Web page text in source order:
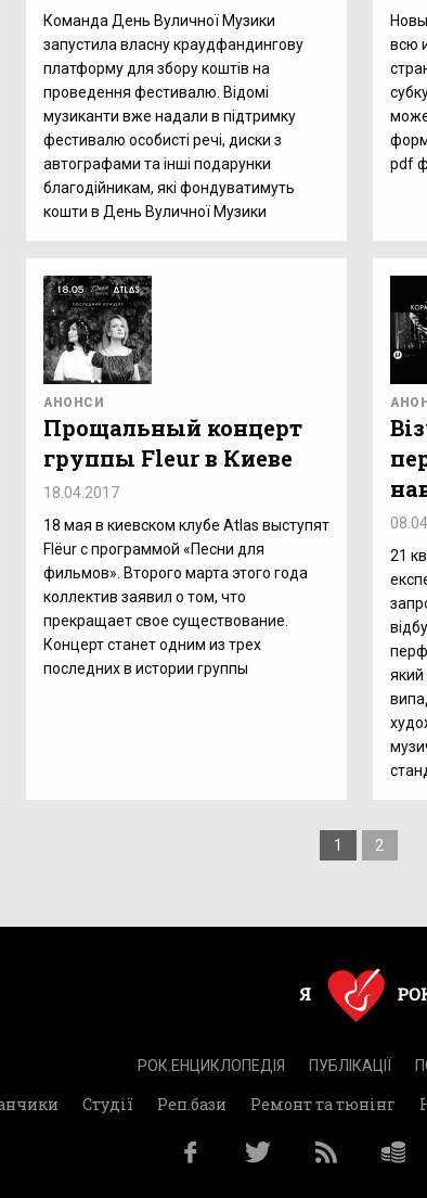
Команда День Вуличної Музики
запустила власну краудфандингову
платформу для збору коштів на
проведення фестивалю. Відомі
музиканти вже надали в підтримку
фестивалю особисті речі, диски з
автографами та інші подарунки
благодійникам, які фондуватимуть
кошти в День Вуличної Музики
всю
pdf
АНОНСИ
Прощальный концерт
группы Fleur в Киеве
18.04.2017
18 мая в киевском клубе Atlas выступят
Flёur с программой «Песни для
фильмов». Второго марта этого года
коллектив заявил о том, что
прекращает свое существование.
Концерт станет одним из трех
последних в истории группы
21
який
1 2
РОК.ЕНЦИКЛОПЕДІЯ ПУБЛІКАЦІЇ
Студії Реп.бази Ремонт та тюнінг